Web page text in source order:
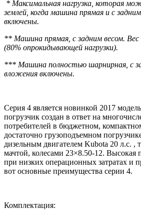
* Максимальная нагрузка, которая
землей, когда машина прямая и с
включены.
** Машина прямая, с задним весом.
(80% опрокидывающей нагрузки).
*** Машина полностью шарнирная, с
вложения включены.
Серия 4 является новинкой 2017
погрузчик создан в ответ на
потребителей в бюджетном,
достаточно грузоподъемном
дизельным двигателем Kubota 20 л.с. ,
мачтой, колесами 23×8.50-12. Высокая
при низких операционных затратах и
вот основные преимущества серии 4.
Комплектация: